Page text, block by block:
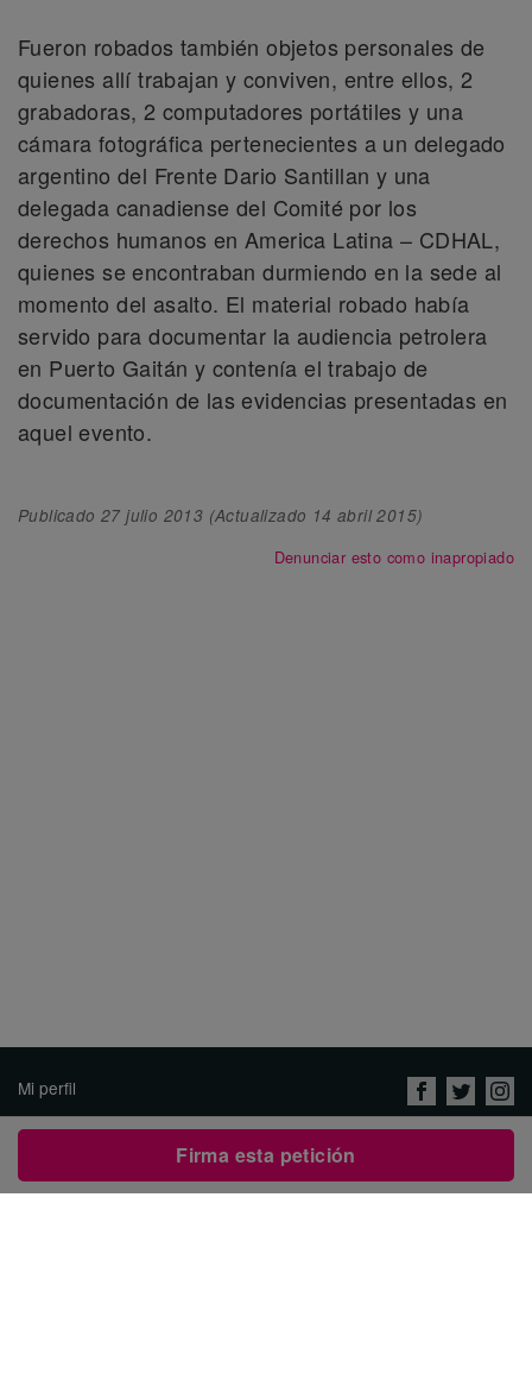
Firma esta petición
Fueron robados también objetos personales de
quienes allí trabajan y conviven, entre ellos, 2
grabadoras, 2 computadores portátiles y una
cámara fotográfica pertenecientes a un delegado
argentino del Frente Dario Santillan y una
delegada canadiense del Comité por los
derechos humanos en America Latina – CDHAL,
quienes se encontraban durmiendo en la sede al
momento del asalto. El material robado había
servido para documentar la audiencia petrolera
en Puerto Gaitán y contenía el trabajo de
documentación de las evidencias presentadas en
aquel evento.
Publicado27 julio 2013 (Actualizado 14 abril 2015)
Denunciar esto como inapropiado
Mi perfil
Conócenos
Política de Privacidad &